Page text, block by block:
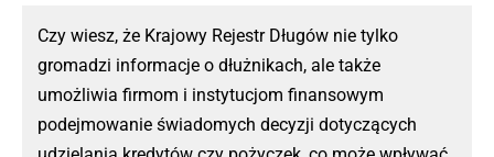
Czy wiesz, że Krajowy Rejestr Długów nie tylko
gromadzi informacje o dłużnikach, ale także
umożliwia firmom i instytucjom finansowym
podejmowanie świadomych decyzji dotyczących